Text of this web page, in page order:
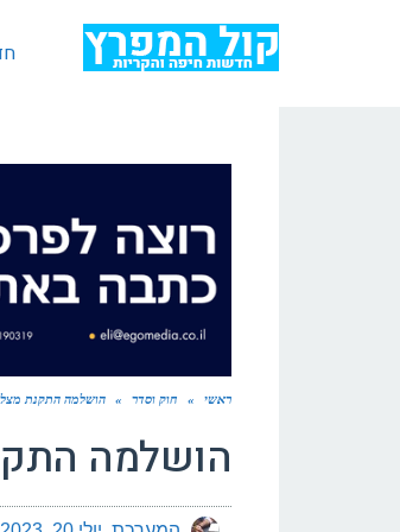
ראשי » חוק וסדר » הושלמה התקנת
הושלמה